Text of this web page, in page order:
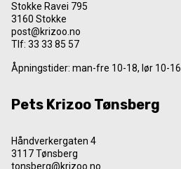
Stokke Ravei 795
3160 Stokke
post@krizoo.no
Tlf: 33 33 85 57
Åpningstider: man-fre 10-18, lør 10-16
Pets Krizoo Tønsberg
Håndverkergaten 4
3117 Tønsberg
tonsberg@krizoo.no